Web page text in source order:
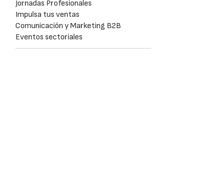
Jornadas Profesionales
Impulsa tus ventas
Comunicación y Marketing B2B
Eventos sectoriales